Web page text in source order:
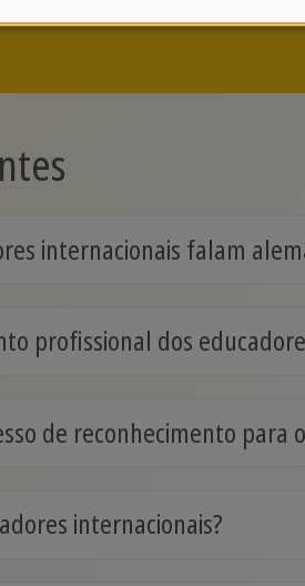
internacionais falam
profissional dos
de reconhecimento para
internacionais?